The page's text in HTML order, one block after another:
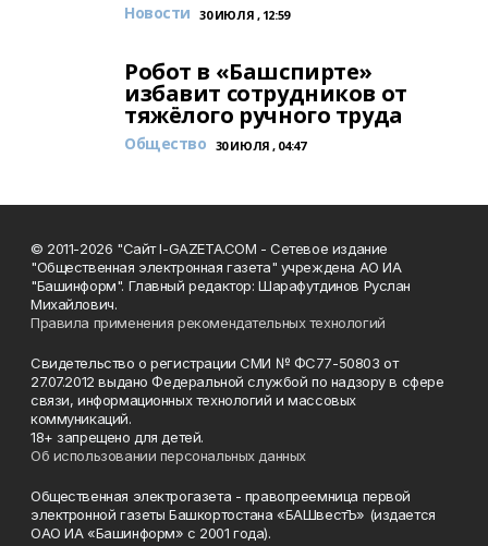
Новости 30 ИЮЛЯ , 12:59
Робот в «Башспирте»
избавит сотрудников от
тяжёлого ручного труда
Общество 30 ИЮЛЯ , 04:47
© 2011-2026 "Сайт I-GAZETA.COM - Сетевое издание
"Общественная электронная газета" учреждена АО ИА
"Башинформ". Главный редактор: Шарафутдинов Руслан
Михайлович.
Правила применения рекомендательных технологий
Свидетельство о регистрации СМИ № ФС77-50803 от
27.07.2012 выдано Федеральной службой по надзору в сфере
связи, информационных технологий и массовых
коммуникаций.
18+ запрещено для детей.
Об использовании персональных данных
Общественная электрогазета - правопреемница первой
электронной газеты Башкортостана «БАШвестЪ» (издается
ОАО ИА «Башинформ» с 2001 года).